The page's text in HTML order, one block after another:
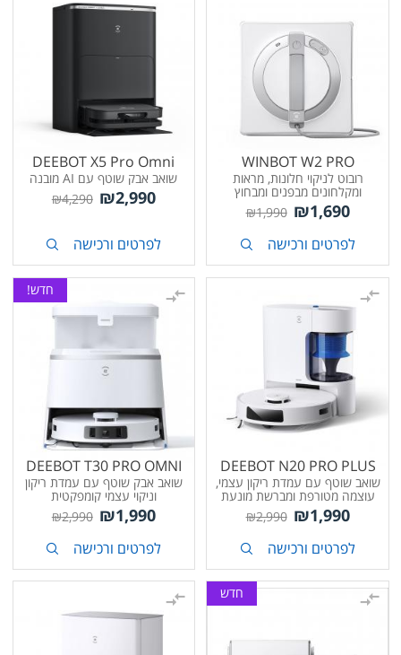
WINBOT W2 PRO
רובוט לניקוי חלונות, מראות
ומקלחונים מבפנים ומבחוץ
₪1,690
₪1,990
לפרטים ורכישה
DEEBOT X5 Pro Omni
שואב אבק שוטף עם AI מובנה
₪2,990
₪4,290
לפרטים ורכישה
DEEBOT N20 PRO PLUS
שואב שוטף עם עמדת ריקון עצמי,
עוצמה מטורפת ומברשת מונעת
הסתבכות שיער
₪1,990
₪2,990
לפרטים ורכישה
חדש!
DEEBOT T30 PRO OMNI
שואב אבק שוטף עם עמדת ריקון
וניקוי עצמי קומפקטית
₪1,990
₪2,990
לפרטים ורכישה
חדש